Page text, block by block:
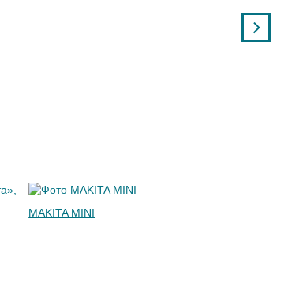
MAKITA MINI